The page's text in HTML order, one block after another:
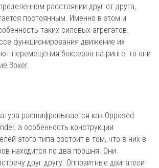
расстоянии друг от друга,
постоянным. Именно в этом и
таких силовых агрегатов.
функционирования движение их
перемещения боксеров на ринге, то они
Boxer.
расшифровывается как Opposed
а особенность конструкции
этого типа состоит в том, что в них в
находится по два поршня. Они
друг другу. Оппозитные двигатели